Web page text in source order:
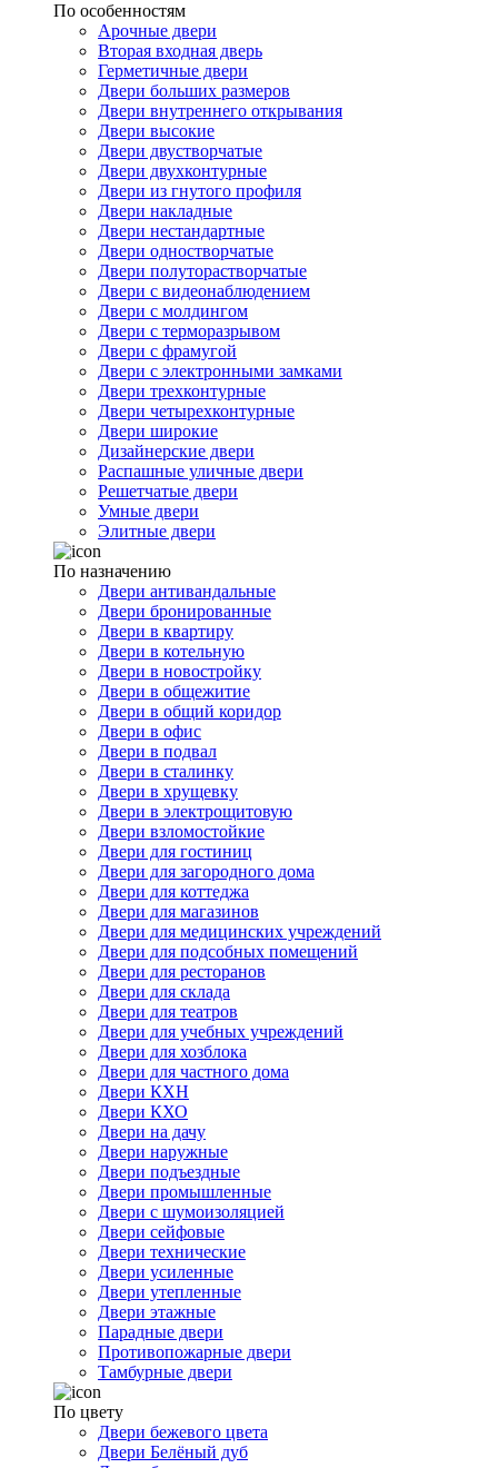
По особенностям
Арочные двери
Вторая входная дверь
Герметичные двери
Двери больших размеров
Двери внутреннего открывания
Двери высокие
Двери двустворчатые
Двери двухконтурные
Двери из гнутого профиля
Двери накладные
Двери нестандартные
Двери одностворчатые
Двери полуторастворчатые
Двери с видеонаблюдением
Двери с молдингом
Двери с терморазрывом
Двери с фрамугой
Двери с электронными замками
Двери трехконтурные
Двери четырехконтурные
Двери широкие
Дизайнерские двери
Распашные уличные двери
Решетчатые двери
Умные двери
Элитные двери
По назначению
Двери антивандальные
Двери бронированные
Двери в квартиру
Двери в котельную
Двери в новостройку
Двери в общежитие
Двери в общий коридор
Двери в офис
Двери в подвал
Двери в сталинку
Двери в хрущевку
Двери в электрощитовую
Двери взломостойкие
Двери для гостиниц
Двери для загородного дома
Двери для коттеджа
Двери для магазинов
Двери для медицинских учреждений
Двери для подсобных помещений
Двери для ресторанов
Двери для склада
Двери для театров
Двери для учебных учреждений
Двери для хозблока
Двери для частного дома
Двери КХН
Двери КХО
Двери на дачу
Двери наружные
Двери подъездные
Двери промышленные
Двери с шумоизоляцией
Двери сейфовые
Двери технические
Двери усиленные
Двери утепленные
Двери этажные
Парадные двери
Противопожарные двери
Тамбурные двери
По цвету
Двери бежевого цвета
Двери Белёный дуб